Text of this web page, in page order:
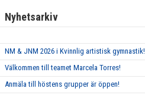
Nyhetsarkiv
NM & JNM 2026 i Kvinnlig artistisk gymnastik!
Välkommen till teamet Marcela Torres!
Anmäla till höstens grupper är öppen!